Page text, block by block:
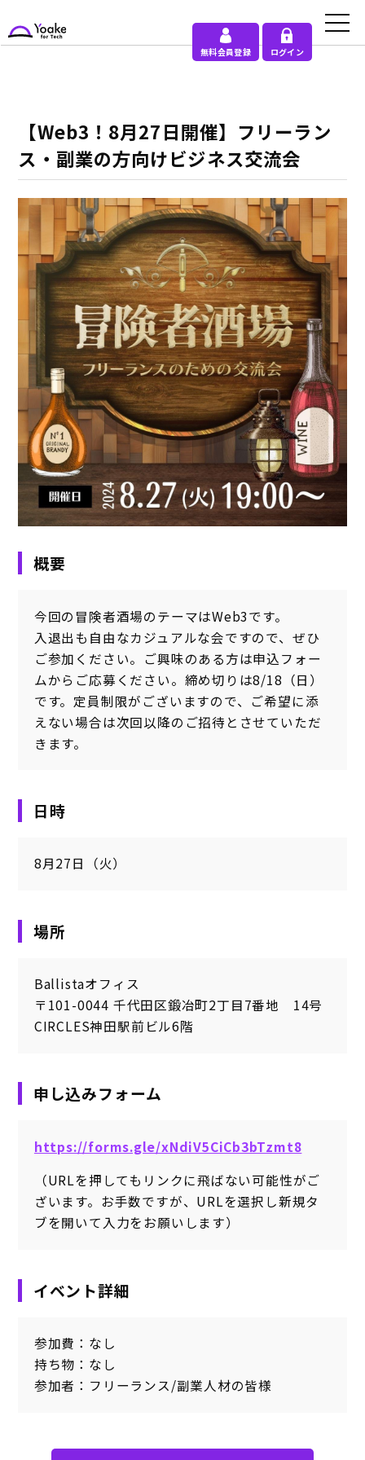
無料会員登録 ログイン
【Web3！8月27日開催】フリーラン
ス・副業の方向けビジネス交流会
概要
今回の冒険者酒場のテーマはWeb3です。
入退出も自由なカジュアルな会ですので、ぜひ
ご参加ください。ご興味のある方は申込フォー
ムからご応募ください。締め切りは8/18（日）
です。定員制限がございますので、ご希望に添
えない場合は次回以降のご招待とさせていただ
きます。
日時
8月27日（火）
場所
Ballistaオフィス
〒101-0044 千代田区鍛冶町2丁目7番地 14号
CIRCLES神田駅前ビル6階
申し込みフォーム
https://forms.gle/xNdiV5CiCb3bTzmt8
（URLを押してもリンクに飛ばない可能性がご
ざいます。お手数ですが、URLを選択し新規タ
ブを開いて入力をお願いします）
イベント詳細
参加費：なし
持ち物：なし
参加者：フリーランス/副業人材の皆様